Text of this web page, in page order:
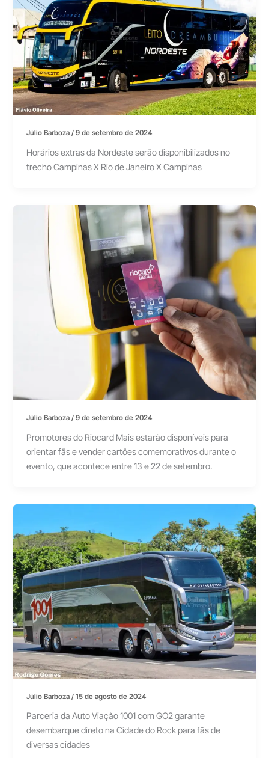
Júlio Barboza/9 de setembro de 2024
Horários extras da Nordeste serão disponibilizados no
trecho Campinas X Rio de Janeiro X Campinas
Júlio Barboza/9 de setembro de 2024
Promotores do Riocard Mais estarão disponíveis para
orientar fãs e vender cartões comemorativos durante o
evento, que acontece entre 13 e 22 de setembro.
Júlio Barboza/15 de agosto de 2024
Parceria da Auto Viação 1001 com GO2 garante
desembarque direto na Cidade do Rock para fãs de
diversas cidades